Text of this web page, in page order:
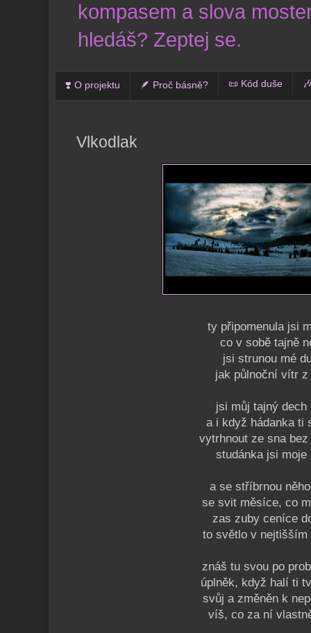
kompasem a slova
hledáš? Zeptej se.
❣️ O projektu 🪶 Proč básně? 📜 Kód duše
Vlkodlak
ty připomenula jsi
co v sobě tajně
jsi strunou mé
jak půlnoční vítr z
jsi můj tajný dech
a i když hádanka ti
vytrhnout ze sna bez
studánka jsi moje
a se stříbrnou
se svit měsíce, co
zas zuby ceníce
to světlo v nejtišším
znáš tu svou po
úplněk, když halí ti
svůj a změněn k
víš, co za ní